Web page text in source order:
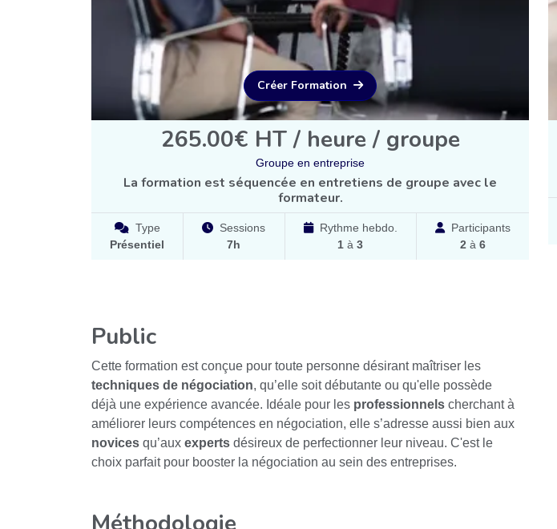
Créer Formation
265.00€ HT / heure / groupe
Groupe en entreprise
La formation est séquencée en entretiens de groupe avec le
formateur.
Type
Présentiel
Sessions
7h
Rythme hebdo.
1 à3
Participants
2à 6
Public
Cette formation est conçue pour toute personne désirant maîtriser les
techniques de négociation, qu’elle soit débutante ou qu'elle possède
déjà une expérience avancée. Idéale pour les professionnels cherchant à
améliorer leurs compétences en négociation, elle s’adresse aussi bien aux
novices qu’aux experts désireux de perfectionner leur niveau. C'est le
choix parfait pour booster la négociation au sein des entreprises.